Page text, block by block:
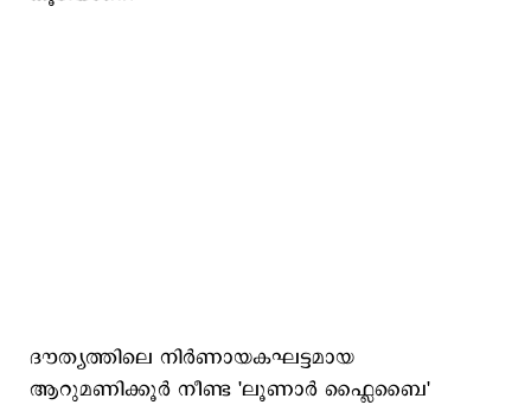
ദൗത്യത്തിലെ നിര്‍ണായകഘട്ടമായ
ആറുമണിക്കൂര്‍ നീണ്ട 'ലൂണാര്‍ ഫ്ലൈബൈ'